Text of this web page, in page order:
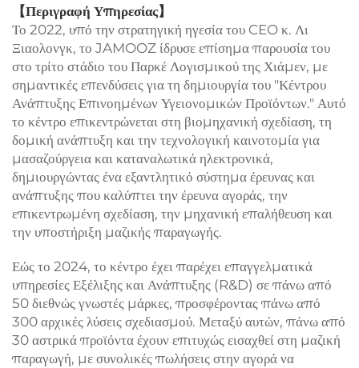
【Περιγραφή Υπηρεσίας】
Το 2022, υπό την στρατηγική ηγεσία του CEO κ. Λι
Ξιαολονγκ, το JAMOOZ ίδρυσε επίσημα παρουσία του
στο τρίτο στάδιο του Παρκέ Λογισμικού της Χιάμεν, με
σημαντικές επενδύσεις για τη δημιουργία του "Κέντρου
Ανάπτυξης Επινοημένων Υγειονομικών Προϊόντων." Αυτό
το κέντρο επικεντρώνεται στη βιομηχανική σχεδίαση, τη
δομική ανάπτυξη και την τεχνολογική καινοτομία για
μασαζούργεια και καταναλωτικά ηλεκτρονικά,
δημιουργώντας ένα εξαντλητικό σύστημα έρευνας και
ανάπτυξης που καλύπτει την έρευνα αγοράς, την
επικεντρωμένη σχεδίαση, την μηχανική επαλήθευση και
την υποστήριξη μαζικής παραγωγής.
Εώς το 2024, το κέντρο έχει παρέχει επαγγελματικά
υπηρεσίες Εξέλιξης και Ανάπτυξης (R&D) σε πάνω από
50 διεθνώς γνωστές μάρκες, προσφέροντας πάνω από
300 αρχικές λύσεις σχεδιασμού. Μεταξύ αυτών, πάνω από
30 αστρικά προϊόντα έχουν επιτυχώς εισαχθεί στη μαζική
παραγωγή, με συνολικές πωλήσεις στην αγορά να